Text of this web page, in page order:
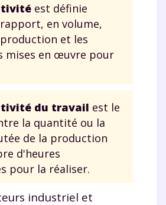
est définie
en volume,
et les
mises en œuvre pour
du travail est le
la quantité ou la
de la production
d'heures
pour la réaliser.
industriel et